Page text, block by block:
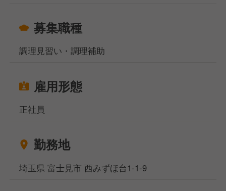
募集職種
調理見習い・調理補助
雇用形態
正社員
勤務地
埼玉県 富士見市 西みずほ台1-1-9